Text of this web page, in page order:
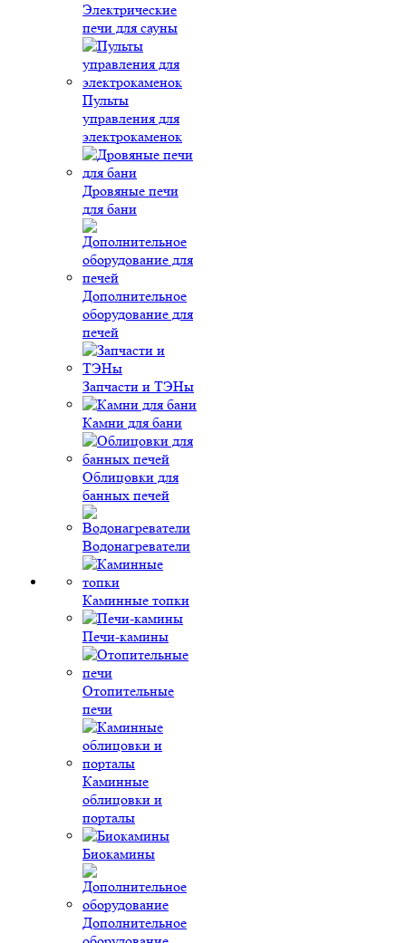
Электрические
печи для сауны
Пульты
управления для
электрокаменок
Дровяные печи
для бани
Дополнительное
оборудование для
печей
Запчасти и ТЭНы
Камни для бани
Облицовки для
банных печей
Водонагреватели
Каминные топки
Печи-камины
Отопительные
печи
Каминные
облицовки и
порталы
Биокамины
Дополнительное